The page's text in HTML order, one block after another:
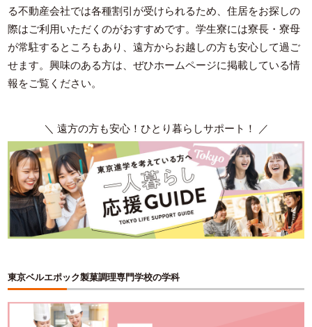
る不動産会社では各種割引が受けられるため、住居をお探しの
際はご利用いただくのがおすすめです。学生寮には寮長・寮母
が常駐するところもあり、遠方からお越しの方も安心して過ご
せます。興味のある方は、ぜひホームページに掲載している情
報をご覧ください。
＼ 遠方の方も安心！ひとり暮らしサポート！ ／
東京ベルエポック製菓調理専門学校の学科